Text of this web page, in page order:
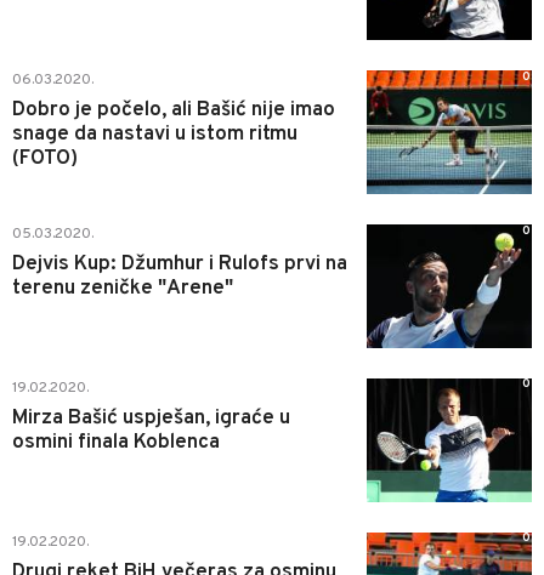
06.03.2020.
Dobro je počelo, ali Bašić nije imao
snage da nastavi u istom ritmu
(FOTO)
0
05.03.2020.
Dejvis Kup: Džumhur i Rulofs prvi na
terenu zeničke "Arene"
0
19.02.2020.
Mirza Bašić uspješan, igraće u
osmini finala Koblenca
0
19.02.2020. 0